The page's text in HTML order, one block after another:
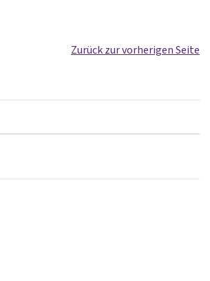
Zurück zur vorherigen Seite